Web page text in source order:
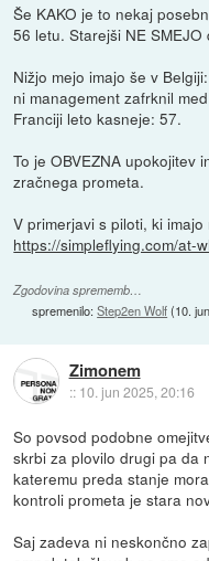
Še KAKO je to nekaj
56 letu. Starejši NE SMEJO
Nižjo mejo imajo še v
ni management zafrknil
Franciji leto kasneje: 57.
To je OBVEZNA upokojitev
zračnega prometa.
V primerjavi s piloti, ki
https://simpleflying.com/at-
Zgodovina sprememb…
spremenilo:Step2en Wolf(10.
Zimonem
:: 10. jun 2025, 20:16
So povsod podobne
skrbi za plovilo drugi pa da
kateremu preda stanje
kontroli prometa je stara
Saj zadeva ni neskončno